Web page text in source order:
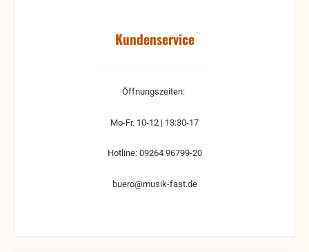
Kundenservice
Öffnungszeiten:
Mo-Fr. 10-12 | 13:30-17
Hotline: 09264 96799-20
buero@musik-fast.de